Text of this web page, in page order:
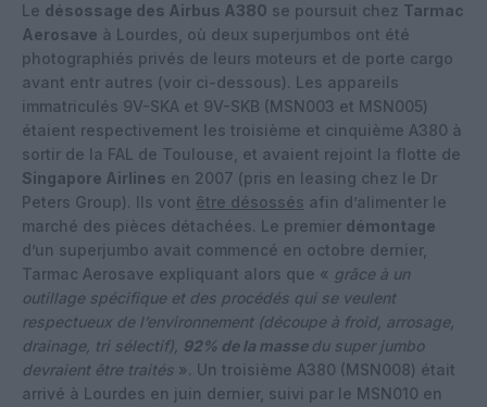
Le désossage des Airbus A380 se poursuit chez Tarmac
Aerosave à Lourdes, où deux superjumbos ont été
photographiés privés de leurs moteurs et de porte cargo
avant entr autres (voir ci-dessous). Les appareils
immatriculés 9V-SKA et 9V-SKB (MSN003 et MSN005)
étaient respectivement les troisième et cinquième A380 à
sortir de la FAL de Toulouse, et avaient rejoint la flotte de
Singapore Airlines en 2007 (pris en leasing chez le Dr
Peters Group). Ils vont être désossés afin d’alimenter le
marché des pièces détachées. Le premier démontage
d’un superjumbo avait commencé en octobre dernier,
Tarmac Aerosave expliquant alors que « grâce à un
outillage spécifique et des procédés qui se veulent
respectueux de l’environnement (découpe à froid, arrosage,
drainage, tri sélectif), 92% de la masse du super jumbo
devraient être traités ». Un troisième A380 (MSN008) était
arrivé à Lourdes en juin dernier, suivi par le MSN010 en